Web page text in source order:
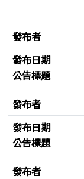
發布者
發布日期
公告標題
發布者
發布日期
公告標題
發布者